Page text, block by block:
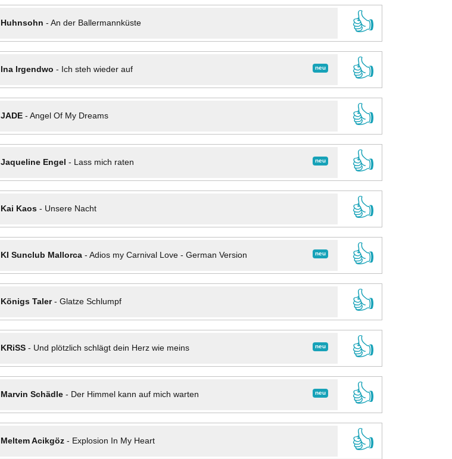
Huhnsohn - An der Ballermannküste
👍
neu
Ina Irgendwo - Ich steh wieder auf
👍
JADE- Angel Of My Dreams
👍
neu
Jaqueline Engel - Lass mich raten
👍
Kai Kaos- Unsere Nacht
👍
neu
KI Sunclub Mallorca- Adios my Carnival Love - German Version
👍
Königs Taler- Glatze Schlumpf
👍
neu
KRiSS- Und plötzlich schlägt dein Herz wie meins
👍
neu
Marvin Schädle- Der Himmel kann auf mich warten
👍
Meltem Acikgöz- Explosion In My Heart
👍